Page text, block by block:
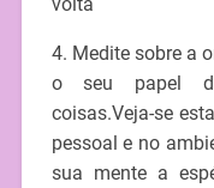
4. Medite sobre a
o seu papel
coisas.Veja-se
pessoal e no
sua mente a